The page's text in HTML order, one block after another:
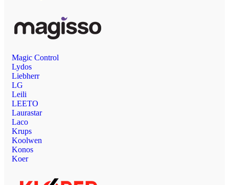
Magic Control
Lydos
Liebherr
LG
Leili
LEETO
Laurastar
Laco
Krups
Koolwen
Konos
Koer